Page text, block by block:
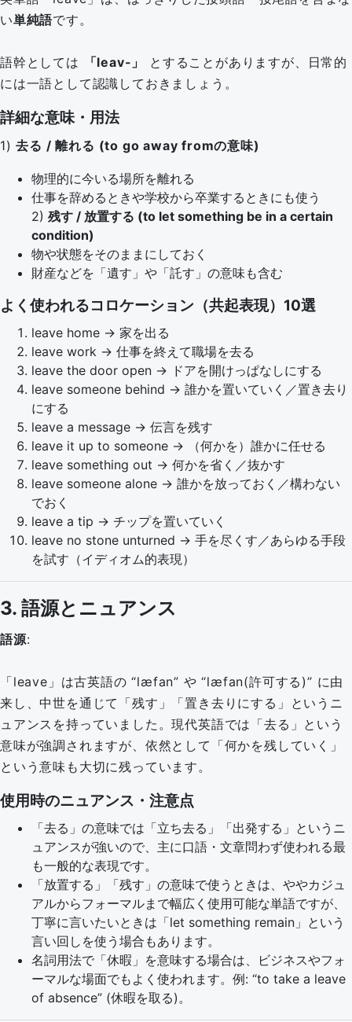
い単純語です。
語幹としては 「leav-」
とすることがありますが、日常的
には一語として認識しておきましょう。
詳細な意味・用法
1)去る / 離れる (to go away fromの意味)
物理的に今いる場所を離れる
仕事を辞めるときや学校から卒業するときにも使う
2) 残す / 放置する (to let something be in a certain
condition)
物や状態をそのままにしておく
財産などを「遺す」や「託す」の意味も含む
よく使われるコロケーション（共起表現）10選
leave home → 家を出る
leave work → 仕事を終えて職場を去る
leave the door open → ドアを開けっぱなしにする
leave someone behind → 誰かを置いていく／置き去り
にする
leave a message → 伝言を残す
leave it up to someone → （何かを）誰かに任せる
leave something out → 何かを省く／抜かす
leave someone alone → 誰かを放っておく／構わない
でおく
leave a tip → チップを置いていく
leave no stone unturned → 手を尽くす／あらゆる手段
を試す（イディオム的表現）
3. 語源とニュアンス
語源:
「leave」は古英語の “læfan” や “læfan(許可する)” に由
来し、中世を通じて「残す」「置き去りにする」というニ
ュアンスを持っていました。現代英語では「去る」という
意味が強調されますが、依然として「何かを残していく」
という意味も大切に残っています。
使用時のニュアンス・注意点
「去る」の意味では「立ち去る」「出発する」というニ
ュアンスが強いので、主に口語・文章問わず使われる最
も一般的な表現です。
「放置する」「残す」の意味で使うときは、ややカジュ
アルからフォーマルまで幅広く使用可能な単語ですが、
丁寧に言いたいときは「let something remain」という
言い回しを使う場合もあります。
名詞用法で「休暇」を意味する場合は、ビジネスやフォ
ーマルな場面でもよく使われます。例: “to take a leave
of absence” (休暇を取る)。